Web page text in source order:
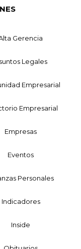
Gerencia
Legales
Empresarial
Empresarial
Empresas
Eventos
Personales
Indicadores
Inside